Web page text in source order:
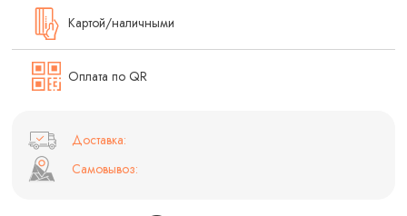
Картой/наличными
Оплата по QR
Доставка:
Самовывоз: